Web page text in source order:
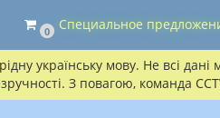
українську мову. Не всі дані
З повагою, команда
0 Специальное